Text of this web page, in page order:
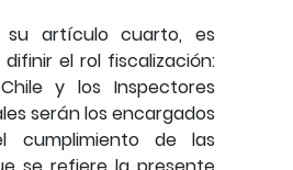
su artículo cuarto, es
el rol fiscalización:
y los Inspectores
serán los encargados
cumplimiento de las